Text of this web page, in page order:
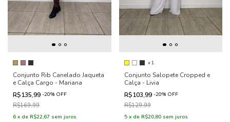
Conjunto Rib Canelado Jaqueta
e Calça Cargo - Mariana
R$135,99 -20% OFF
R$169,99
6 x de R$22,67 sem juros
+1
Conjunto Salopete Cropped e
Calça - Livia
R$103,99 -20% OFF
R$129,99
5 x de R$20,80 sem juros